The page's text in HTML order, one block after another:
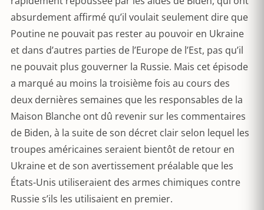
absurdement affirmé qu’il voulait seulement dire que
Poutine ne pouvait pas rester au pouvoir en Ukraine
et dans d’autres parties de l’Europe de l’Est, pas qu’il
ne pouvait plus gouverner la Russie. Mais cet épisode
a marqué au moins la troisième fois au cours des
deux dernières semaines que les responsables de la
Maison Blanche ont dû revenir sur les commentaires
de Biden, à la suite de son décret clair selon lequel les
troupes américaines seraient bientôt de retour en
Ukraine et de son avertissement préalable que les
États-Unis utiliseraient des armes chimiques contre
Russie s’ils les utilisaient en premier.